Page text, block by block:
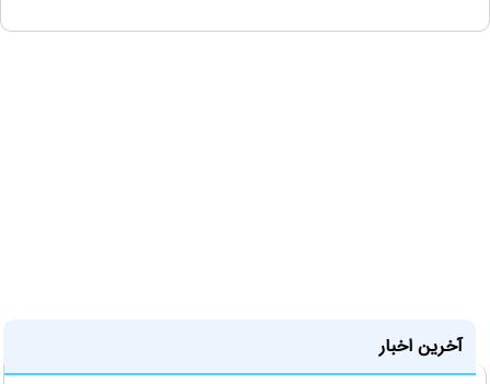
آخرین اخبار